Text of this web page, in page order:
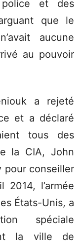
et des
que le
aucune
au pouvoir
a rejeté
et a déclaré
tous des
la CIA, John
pour conseiller
2014, l’armée
États-Unis, a
spéciale
la ville de